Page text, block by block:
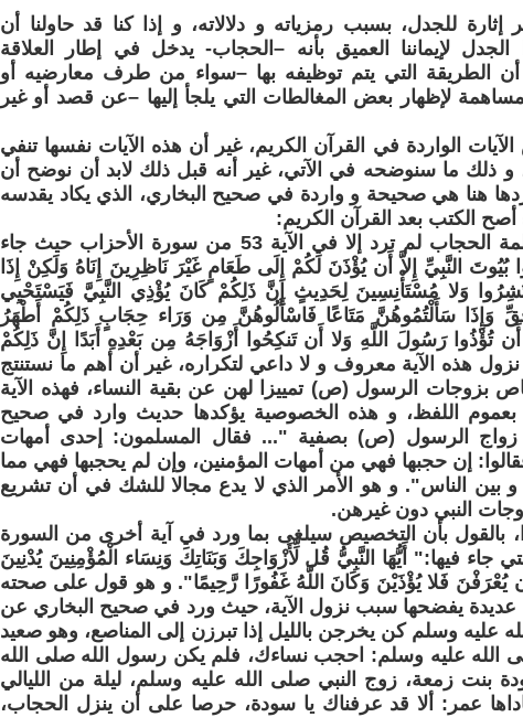
للجدل، بسبب رمزياته و دلالاته، و إذا كنا قد حاولنا أن
لإيماننا العميق بأنه –الحجاب- يدخل في إطار العلاقة
أن الطريقة التي يتم توظيفه بها –سواء من طرف معارضيه أو
لإظهار بعض المغالطات التي يلجأ إليها –عن قصد أو غير
الواردة في القرآن الكريم، غير أن هذه الآيات نفسها تنفي
و ذلك ما سنوضحه في الآتي، غير أنه قبل ذلك لابد أن نوضح أن
هنا هي صحيحة و واردة في صحيح البخاري، الذي يكاد يقدسه
أصح الكتب بعد القرآن الكريم:
لعل أول ما يلفت الانتباه أن كلمة الحجاب لم ترد إلا في الآية 53 من سورة الأحزاب حيث جاء
بُيُوتَ النَّبِيِّ إِلاَّ أَن يُؤْذَنَ لَكُمْ إِلَى طَعَامٍ غَيْرَ نَاظِرِينَ إِنَاهُ وَلَكِنْ إِذَا
وَلا مُسْتَأْنِسِينَ لِحَدِيثٍ إِنَّ ذَلِكُمْ كَانَ يُؤْذِي النَّبِيَّ فَيَسْتَحْيِي
وَإِذَا سَأَلْتُمُوهُنَّ مَتَاعًا فَاسْأَلُوهُنَّ مِن وَرَاء حِجَابٍ ذَلِكُمْ أَطْهَرُ
تُؤْذُوا رَسُولَ اللَّهِ وَلا أَن تَنكِحُوا أَزْوَاجَهُ مِن بَعْدِهِ أَبَدًا إِنَّ ذَلِكُمْ
هذه الآية معروف و لا داعي لتكراره، غير أن أهم ما نستنتج
بزوجات الرسول (ص) تمييزا لهن عن بقية النساء، فهذه الآية
اللفظ، و هذه الخصوصية يؤكدها حديث وارد في صحيح
زواج الرسول (ص) بصفية "... فقال المسلمون: إحدى أمهات
إن حجبها فهي من أمهات المؤمنين، وإن لم يحجبها فهي مما
و بين الناس". و هو الأمر الذي لا يدع مجالا للشك في أن تشريع
النبي دون غيرهن.
بالقول بأن التخصيص سيلغى بما ورد في آية أخرى من السورة
و نقصد هنا الآية 59 و التي جاء فيها:" أَيُّهَا النَّبِيُّ قُل لِّأَزْوَاجِكَ وَبَنَاتِكَ وَنِسَاء الْمُؤْمِنِينَ يُدْنِينَ
يُعْرَفْنَ فَلا يُؤْذَيْنَ وَكَانَ اللَّهُ غَفُورًا رَّحِيمًا". و هو قول على صحته
عديدة يفضحها سبب نزول الآية، حيث ورد في صحيح البخاري عن
عليه وسلم كن يخرجن بالليل إذا تبرزن إلى المناصع، وهو صعيد
الله عليه وسلم: احجب نساءك، فلم يكن رسول الله صلى الله
زمعة، زوج النبي صلى الله عليه وسلم، ليلة من الليالي
عمر: ألا قد عرفناك يا سودة، حرصا على أن ينزل الحجاب،